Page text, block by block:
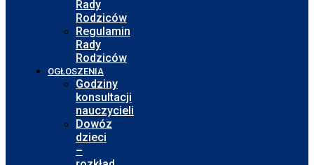
Rady
Rodziców
Regulamin
Rady
Rodziców
OGŁOSZENIA
Godziny
konsultacji
nauczycieli
Dowóz
dzieci
–